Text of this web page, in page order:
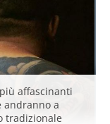
affascinanti
andranno a
tradizionale